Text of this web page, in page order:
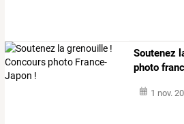
Soutenez
photo
1 nov.